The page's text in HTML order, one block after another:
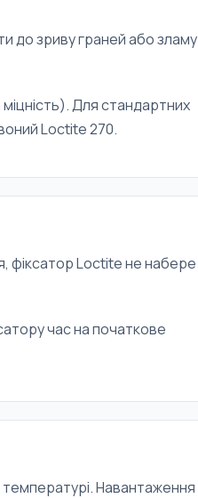
до зриву граней або зламу
Для стандартних
Loctite 270.
фіксатор Loctite не набере
час на початкове
температурі. Навантаження